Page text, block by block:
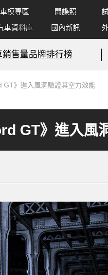
車模專區 間諜照
車資料庫 國內新訊
銷售量品牌排行榜
GT》進入風洞驗證其空力效能
GT》進入風